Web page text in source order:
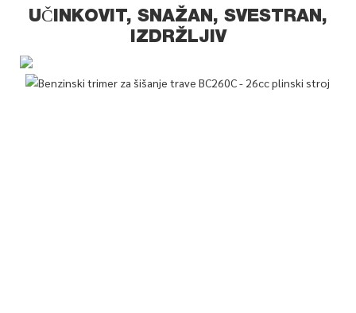
UČINKOVIT, SNAŽAN, SVESTRAN,
IZDRŽLJIV